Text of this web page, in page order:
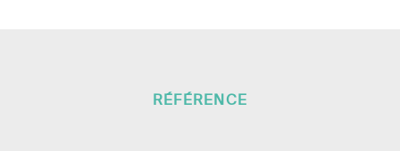
RÉFÉRENCE